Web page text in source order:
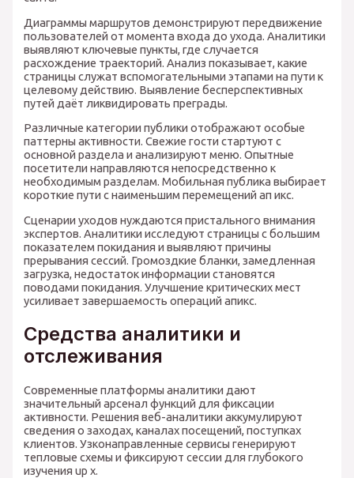
Диаграммы маршрутов демонстрируют передвижение
пользователей от момента входа до ухода. Аналитики
выявляют ключевые пункты, где случается
расхождение траекторий. Анализ показывает, какие
страницы служат вспомогательными этапами на пути к
целевому действию. Выявление бесперспективных
путей даёт ликвидировать преграды.
Различные категории публики отображают особые
паттерны активности. Свежие гости стартуют с
основной раздела и анализируют меню. Опытные
посетители направляются непосредственно к
необходимым разделам. Мобильная публика выбирает
короткие пути с наименьшим перемещений ап икс.
Сценарии уходов нуждаются пристального внимания
экспертов. Аналитики исследуют страницы с большим
показателем покидания и выявляют причины
прерывания сессий. Громоздкие бланки, замедленная
загрузка, недостаток информации становятся
поводами покидания. Улучшение критических мест
усиливает завершаемость операций апикс.
Средства аналитики и
отслеживания
Современные платформы аналитики дают
значительный арсенал функций для фиксации
активности. Решения веб-аналитики аккумулируют
сведения о заходах, каналах посещений, поступках
клиентов. Узконаправленные сервисы генерируют
тепловые схемы и фиксируют сессии для глубокого
изучения up x.